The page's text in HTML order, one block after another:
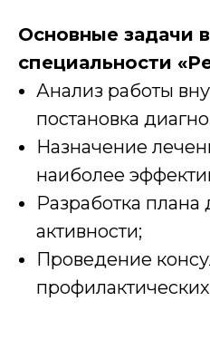
Основные задачи
специальности
Анализ работы
постановка
Назначение
наиболее
Разработка плана
активности;
Проведение